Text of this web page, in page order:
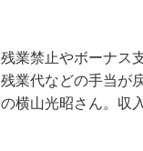
残業禁止やボーナス
残業代などの手当が
の横山光昭さん。収